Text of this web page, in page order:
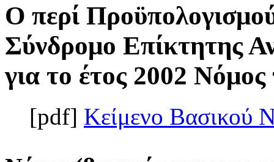
Ο περί
Σύνδρομο Επίκτητης
για το έτος 2002
[pdf] Κείμενο Βασικού